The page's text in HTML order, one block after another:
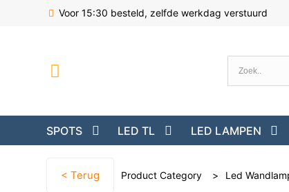
Voor 15:30 besteld, zelfde werkdag verstuurd
SPOTS LED TL LED LAMPEN
< Terug Product Category > Led